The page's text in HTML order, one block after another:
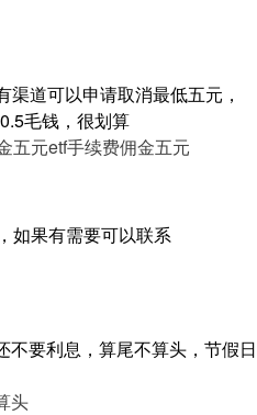
道可以申请取消最低五元，
毛钱，很划算
五元etf手续费佣金五元
如果有需要可以联系
要利息，算尾不算头，节假日
头